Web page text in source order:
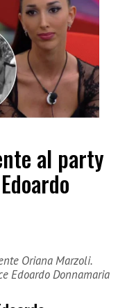
al party
Oriana Marzoli.
Edoardo Donnamaria